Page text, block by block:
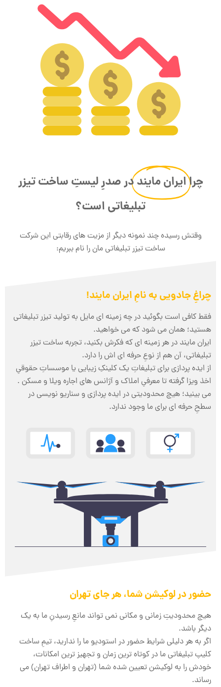
چراایران ماینددر صدرِ لیستِ ساخت تیزر
تبلیغاتی است؟
وقتش رسیده چند نمونه دیگر از مزیت های رقابتی این شرکت
ساخت تیزر تبلیغاتی مان را نام ببریم:
چراغِ جادویی به نامِ ایران مایند!
فقط کافی است بگوئید در چه زمینه ای مایل به تولید تیزر تبلیغاتی
هستید؛ همان می شود که می خواهید.
ایران مایند در هر زمینه ای که فکرش بکنید، تجربه ساخت تیزر
تبلیغاتی، آن هم از نوعِ حرفه ای اش را دارد.
از ایده پردازی برای تبلیغاتِ یک کلینکِ زیبایی یا موسساتِ حقوقیِ
اخذ ویزا گرفته تا معرفیِ املاک و آژانس های اجاره ویلا و مسکن .
می بینید؛ هیچ محدودیتی در ایده پردازی و سناریو نویسی در
سطحِ حرفه ای برای ما وجود ندارد.
حضور در لوکیشن شما، هر جای تهران
هیچ محدودیتِ زمانی و مکانی نمی تواند مانعِ رسیدنِ ما به یک
دیگر باشد.
اگر به هر دلیلی شرایط حضور در استودیو ما را ندارید، تیمِ ساخت
کلیپ تبلیغاتی ما در کوتاه ترین زمان و تجهیز ترین امکانات،
خودش را به لوکیشن تعیین شده شما (تهران و اطراف تهران) می
رساند.